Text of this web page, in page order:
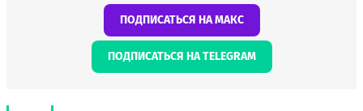
ПОДПИСАТЬСЯ НА МАКС
ПОДПИСАТЬСЯ НА TELEGRAM